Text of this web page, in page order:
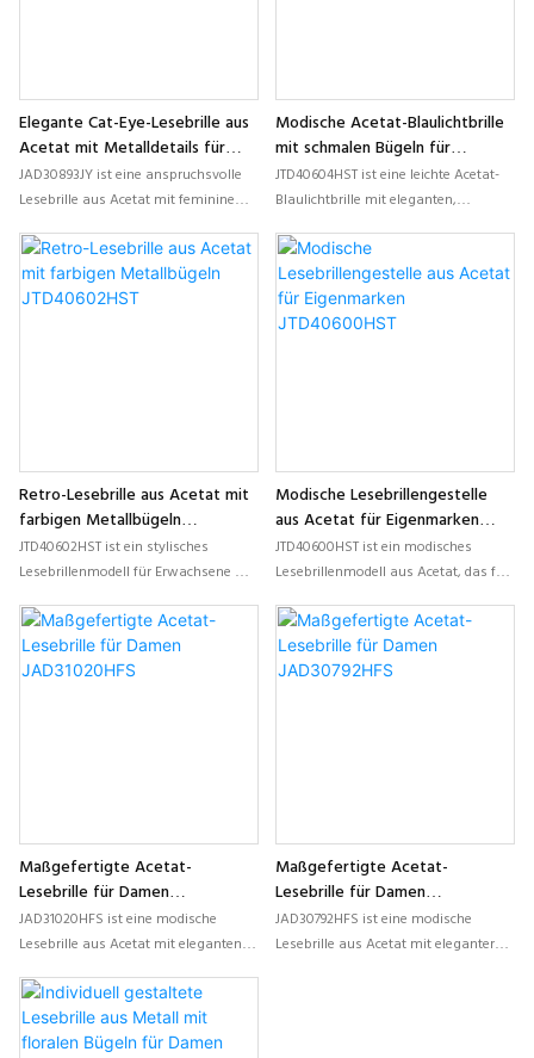
Elegante Cat-Eye-Lesebrille aus
Acetat mit Metalldetails für
optische Marken JAD30893JY
JAD30893JY ist eine anspruchsvolle
Lesebrille aus Acetat mit femininem
Metallelementen und satten
Farbkombinationen, ideal für
Eigenmarken-Kollektionen optischer
Modische Acetat-Blaulichtbrille
mit schmalen Bügeln für
moderne Marken JTD40604HST
JTD40604HST ist eine leichte Acetat-
Blaulichtbrille mit eleganten,
Farbkombinationen, die für
Modemarken und kundenspezifische
optische Kollektionen entwickelt
wurde.
Retro-Lesebrille aus Acetat mit
farbigen Metallbügeln
JTD40602HST
JTD40602HST ist ein stylisches
Lesebrillenmodell für Erwachsene mit
leichten, farbenfrohen Metallbügeln,
das für Marken entwickelt wurde, die
moderne, individualisierbare optische
Modische Lesebrillengestelle
aus Acetat für Eigenmarken
JTD40600HST
JTD40600HST ist ein modisches
Lesebrillenmodell aus Acetat, das für
wurde, die maßgeschneiderte
Presbyopie-Kollektionen mit leichtem
Tragekomfort und stilvollen
Maßgefertigte Acetat-
Lesebrille für Damen
JAD31020HFS
JAD31020HFS ist eine modische
Lesebrille aus Acetat mit eleganten
sowie schlanken, leichten Bügeln,
ideal für individuelle Damen-
Brillenkollektionen und Eigenmarken
Maßgefertigte Acetat-
Lesebrille für Damen
JAD30792HFS
JAD30792HFS ist eine modische
Lesebrille aus Acetat mit eleganter